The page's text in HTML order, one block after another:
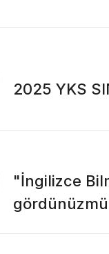
2025 YKS
"İngilizce